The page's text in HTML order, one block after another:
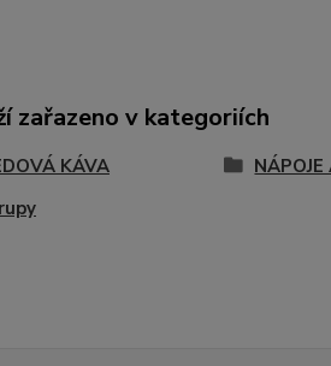
zařazeno v kategoriích
KÁVA